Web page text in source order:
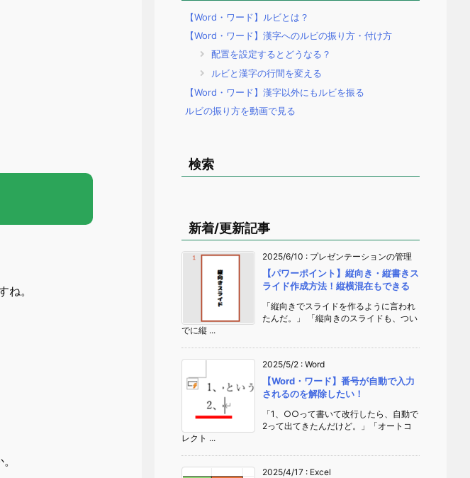
。
【Word・ワード】ルビとは？
【Word・ワード】漢字へのルビの振り方・付け方
配置を設定するとどうなる？
ルビと漢字の行間を変える
【Word・ワード】漢字以外にもルビを振る
ルビの振り方を動画で見る
検索
新着/更新記事
2025/6/10 : プレゼンテーションの管理
【パワーポイント】縦向き・縦書きス
ライド作成方法！縦横混在もできる
「縦向きでスライドを作るように言われ
たんだ。」 「縦向きのスライドも、つい
でに縦 ...
2025/5/2 : Word
【Word・ワード】番号が自動で入力
されるのを解除したい！
「1、○○って書いて改行したら、自動で
2って出てきたんだけど。」「オートコ
レクト ...
2025/4/17 : Excel